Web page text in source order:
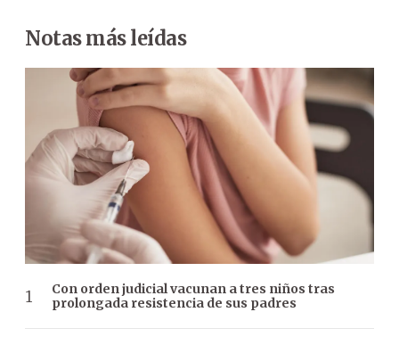
Notas más leídas
Con orden judicial vacunan a tres niños tras
prolongada resistencia de sus padres